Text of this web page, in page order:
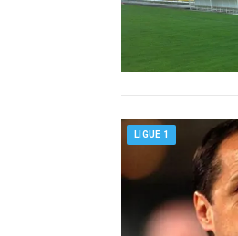
LIGUE 1